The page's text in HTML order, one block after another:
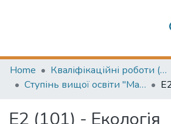
Communities & Collections
All of Repository
Home
Кваліфікаційні роботи (Graduation projects)
Ступінь вищої освіти "Магістр" (Higher education degree "Master")
E2 (101) - Екологія